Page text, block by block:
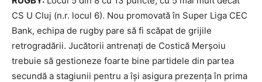
CS U Cluj (n.r. locul 6). Nou promovată în Super Liga CEC
Bank, echipa de rugby pare să fi scăpat de grijile
retrogradării. Jucătorii antrenaţi de Costică Merşoiu
trebuie să gestioneze foarte bine partidele din partea
secundă a stagiunii pentru a îşi asigura prezenţa în prima